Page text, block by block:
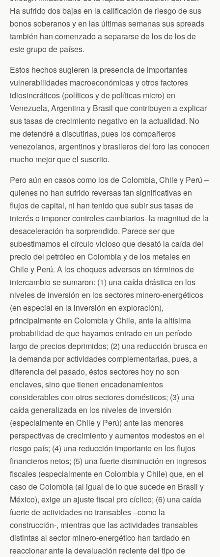
Ha sufrido dos bajas en la calificación de riesgo de sus
bonos soberanos y en las últimas semanas sus spreads
también han comenzado a separarse de los de los de
este grupo de países.
Estos hechos sugieren la presencia de importantes
vulnerabilidades macroeconómicas y otros factores
idiosincráticos (políticos y de políticas micro) en
Venezuela, Argentina y Brasil que contribuyen a explicar
sus tasas de crecimiento negativo en la actualidad. No
me detendré a discutirlas, pues los compañeros
venezolanos, argentinos y brasileros del foro las conocen
mucho mejor que el suscrito.
Pero aún en casos como los de Colombia, Chile y Perú –
quienes no han sufrido reversas tan significativas en
flujos de capital, ni han tenido que subir sus tasas de
interés o imponer controles cambiarios- la magnitud de la
desaceleración ha sorprendido. Parece ser que
subestimamos el círculo vicioso que desató la caída del
precio del petróleo en Colombia y de los metales en
Chile y Perú. A los choques adversos en términos de
intercambio se sumaron: (1) una caída drástica en los
niveles de inversión en los sectores minero-energéticos
(en especial en la inversión en exploración),
principalmente en Colombia y Chile, ante la altísima
probabilidad de que hayamos entrado en un período
largo de precios deprimidos; (2) una reducción brusca en
la demanda por actividades complementarias, pues, a
diferencia del pasado, éstos sectores hoy no son
enclaves, sino que tienen encadenamientos
considerables con otros sectores domésticos; (3) una
caída generalizada en los niveles de inversión
(especialmente en Chile y Perú) ante las menores
perspectivas de crecimiento y aumentos modestos en el
riesgo país; (4) una reducción importante en los flujos
financieros netos; (5) una fuerte disminución en ingresos
fiscales (especialmente en Colombia y Chile) que, en el
caso de Colombia (al igual de lo que sucede en Brasil y
México), exige un ajuste fiscal pro cíclico; (6) una caída
fuerte de actividades no transables –como la
construcción-, mientras que las actividades transables
distintas al sector minero-energético han tardado en
reaccionar ante la devaluación reciente del tipo de